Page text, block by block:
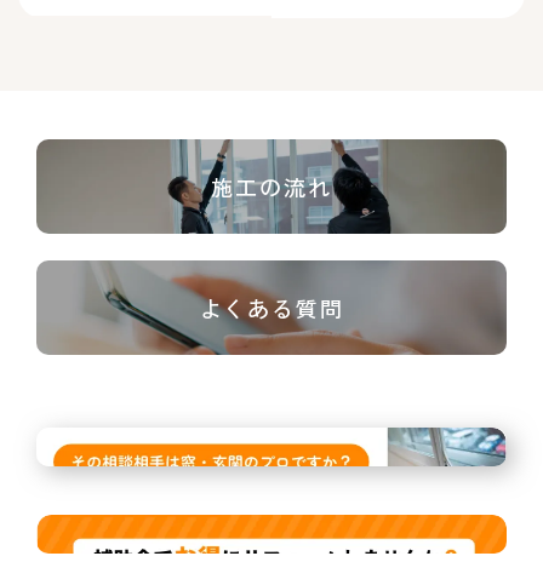
施工の流れ
よくある質問